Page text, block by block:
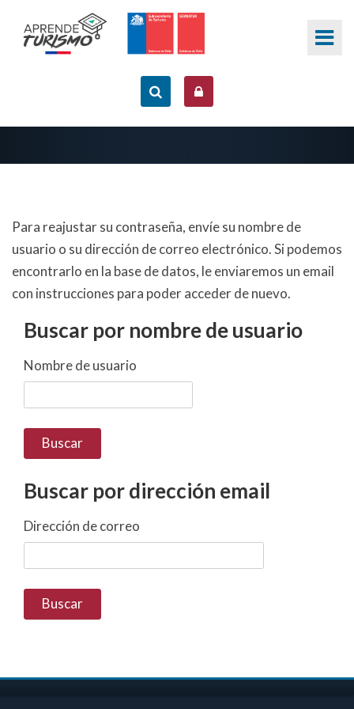
Salta al contenido principal
Para reajustar su contraseña, envíe su nombre de
usuario o su dirección de correo electrónico. Si podemos
encontrarlo en la base de datos, le enviaremos un email
con instrucciones para poder acceder de nuevo.
Buscar por nombre de usuario
Buscar por nombre de usuario
Nombre de usuario
Buscar por dirección email
Buscar por dirección email
Dirección de correo